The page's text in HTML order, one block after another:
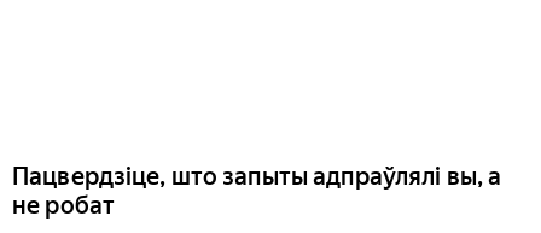
Пацвердзіце, што запыты адпраўлялі вы, а
не робат